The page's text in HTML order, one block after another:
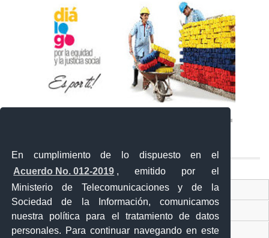
En cumplimiento de lo dispuesto en el
Acuerdo No. 012-2019 , emitido por el
Ministerio de Telecomunicaciones y de la
Sociedad de la Información, comunicamos
nuestra política para el tratamiento de datos
personales. Para continuar navegando en este
Ventanilla Única Virtual
Ventanilla Única de Comercio Exterior
Gobierno Abierto